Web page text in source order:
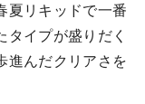
夏リキッドで一番
イプが盛りだく
んだクリアさを